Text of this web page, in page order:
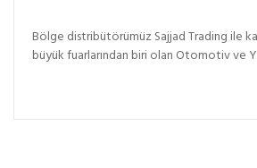
Bölge distribütörümüz Sajjad Trading ile
büyük fuarlarından biri olan Otomotiv ve